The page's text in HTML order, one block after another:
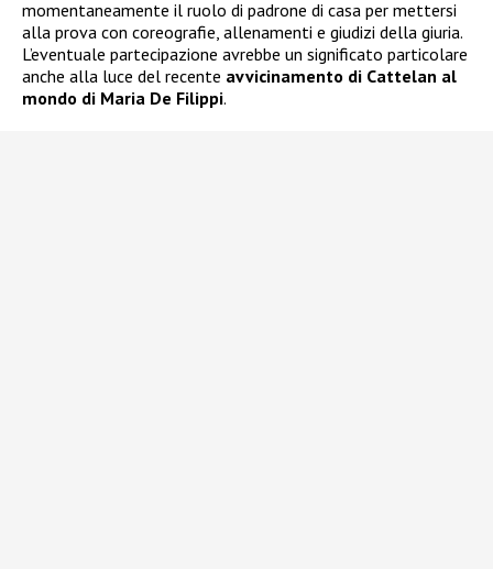
momentaneamente il ruolo di padrone di casa per mettersi
alla prova con coreografie, allenamenti e giudizi della giuria.
L’eventuale partecipazione avrebbe un significato particolare
anche alla luce del recente avvicinamento di Cattelan al
mondo di Maria De Filippi.